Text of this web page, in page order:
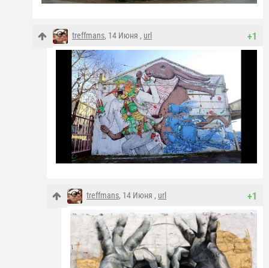
+1
treffmans, 14 Июня , url
+1
treffmans, 14 Июня , url